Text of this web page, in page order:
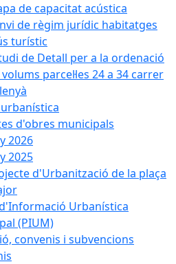
de capacitat acústica
de règim jurídic habitatges
turístic
de Detall per a la ordenació
parcel·les 24 a 34 carrer
d'obres municipals
2026
2025
d'Urbanització de la plaça
Urbanística
(PIUM)
convenis i subvencions